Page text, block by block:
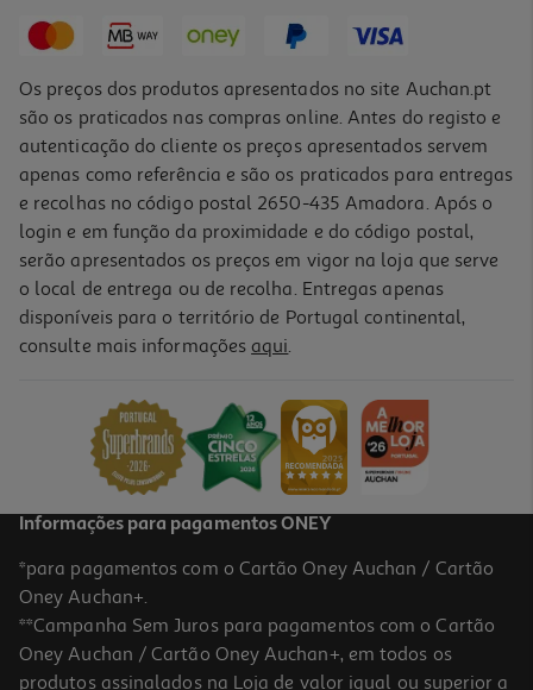
Gelado Cone Auchan Frutos Vermelhos 6x120ml
Os preços dos produtos apresentados no site Auchan.pt
são os praticados nas compras online. Antes do registo e
autenticação do cliente os preços apresentados servem
apenas como referência e são os praticados para entregas
e recolhas no código postal 2650-435 Amadora. Após o
login e em função da proximidade e do código postal,
serão apresentados os preços em vigor na loja que serve
o local de entrega ou de recolha. Entregas apenas
disponíveis para o território de Portugal continental,
consulte mais informações aqui.
Informações para pagamentos ONEY
*para pagamentos com o Cartão Oney Auchan / Cartão
Oney Auchan+.
**Campanha Sem Juros para pagamentos com o Cartão
Oney Auchan / Cartão Oney Auchan+, em todos os
produtos assinalados na Loja de valor igual ou superior a